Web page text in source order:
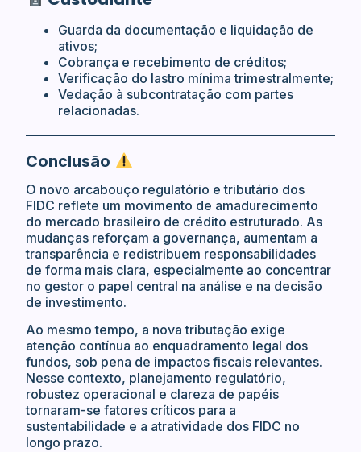
Guarda da documentação e liquidação de
ativos;
Cobrança e recebimento de créditos;
Verificação do lastro mínima trimestralmente;
Vedação à subcontratação com partes
relacionadas.
Conclusão
O novo arcabouço regulatório e tributário dos
FIDC reflete um movimento de amadurecimento
do mercado brasileiro de crédito estruturado. As
mudanças reforçam a governança, aumentam a
transparência e redistribuem responsabilidades
de forma mais clara, especialmente ao concentrar
no gestor o papel central na análise e na decisão
de investimento.
Ao mesmo tempo, a nova tributação exige
atenção contínua ao enquadramento legal dos
fundos, sob pena de impactos fiscais relevantes.
Nesse contexto, planejamento regulatório,
robustez operacional e clareza de papéis
tornaram-se fatores críticos para a
sustentabilidade e a atratividade dos FIDC no
longo prazo.